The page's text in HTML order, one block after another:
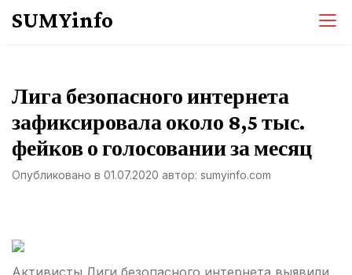
SUMYinfo
Лига безопасного интернета
зафиксировала около 8,5 тыс.
фейков о голосовании за месяц
Опубликовано в 01.07.2020 автор: sumyinfo.com
Активисты Лиги безопасного интернета выявили